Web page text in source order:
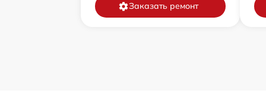
Ремонт Wi-Fi
Заказать ремонт